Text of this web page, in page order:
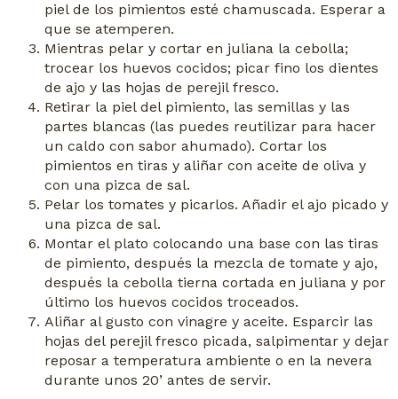
piel de los pimientos esté chamuscada. Esperar a
que se atemperen.
Mientras pelar y cortar en juliana la cebolla;
trocear los huevos cocidos; picar fino los dientes
de ajo y las hojas de perejil fresco.
Retirar la piel del pimiento, las semillas y las
partes blancas (las puedes reutilizar para hacer
un caldo con sabor ahumado). Cortar los
pimientos en tiras y aliñar con aceite de oliva y
con una pizca de sal.
Pelar los tomates y picarlos. Añadir el ajo picado y
una pizca de sal.
Montar el plato colocando una base con las tiras
de pimiento, después la mezcla de tomate y ajo,
después la cebolla tierna cortada en juliana y por
último los huevos cocidos troceados.
Aliñar al gusto con vinagre y aceite. Esparcir las
hojas del perejil fresco picada, salpimentar y dejar
reposar a temperatura ambiente o en la nevera
durante unos 20’ antes de servir.